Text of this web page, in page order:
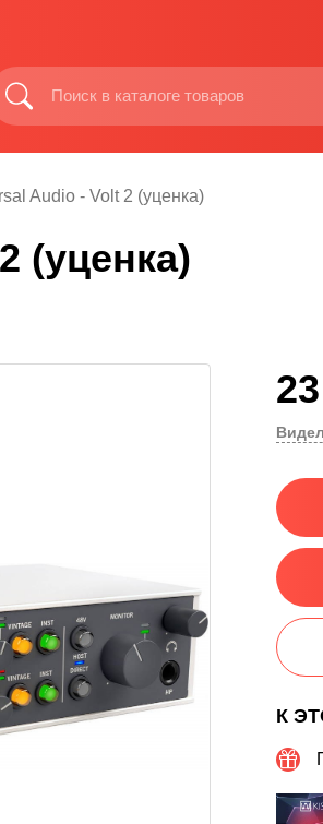
Audio - Volt 2 (уценка)
(уценка)
К